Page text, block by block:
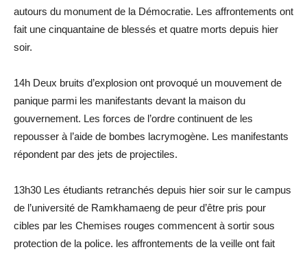
autours du monument de la Démocratie. Les affrontements ont
fait une cinquantaine de blessés et quatre morts depuis hier
soir.
14h Deux bruits d’explosion ont provoqué un mouvement de
panique parmi les manifestants devant la maison du
gouvernement. Les forces de l’ordre continuent de les
repousser à l’aide de bombes lacrymogène. Les manifestants
répondent par des jets de projectiles.
13h30 Les étudiants retranchés depuis hier soir sur le campus
de l’université de Ramkhamaeng de peur d’être pris pour
cibles par les Chemises rouges commencent à sortir sous
protection de la police. les affrontements de la veille ont fait